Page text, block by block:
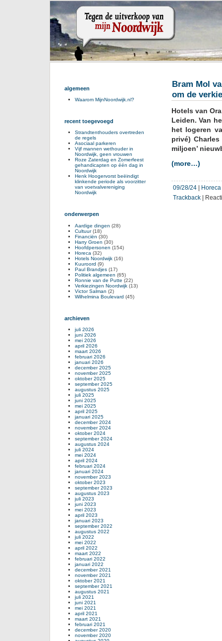
Bram Mol
om de
Hotels van
Leiden. Van
het logeren
privé)
miljoen’
(more…)
09/28/24 Horeca
Trackback
algemeen
Waarom MijnNoordwijk.nl?
recent toegevoegd
Strandtenthouders overtreden
de regels
Asociaal parkeren
Vijf mannen wethouder in
Noordwijk, geen vrouwen
Roze Zaterdag en Zomerfeest
gehandicapten op één dag in
Noordwijk
Henk Hoogervorst beëindigt
klinkende periode als voorzitter
van voetvalvereniging
Noordwijk
onderwerpen
Aardige dingen (28)
Cultuur(18)
Financiën (30)
Harry Groen (30)
Hoofdpersonen (154)
Horeca (32)
Hotels Noordwijk (16)
Kuuroord (9)
Paul Brandjes (17)
Politiek algemeen (65)
Ronnie van de Putte (22)
Verkiezingen Noordwijk (13)
Victor Salman (2)
Wilhelmina Boulevard (45)
archieven
juli 2026
juni 2026
mei 2026
april 2026
maart 2026
februari 2026
januari 2026
december 2025
november 2025
oktober 2025
september 2025
augustus 2025
juli 2025
juni 2025
mei 2025
april 2025
januari 2025
december 2024
november 2024
oktober 2024
september 2024
augustus 2024
juli 2024
mei 2024
april 2024
februari 2024
januari 2024
november 2023
oktober 2023
september 2023
augustus 2023
juli 2023
juni 2023
mei 2023
april 2023
januari 2023
september 2022
augustus 2022
juli 2022
mei 2022
april 2022
maart 2022
februari 2022
januari 2022
december 2021
november 2021
oktober 2021
september 2021
augustus 2021
juli 2021
juni 2021
mei 2021
april 2021
maart 2021
februari 2021
december 2020
november 2020